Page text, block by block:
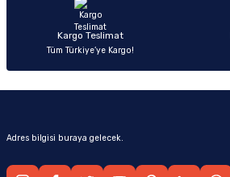
Kargo Teslimat
Tüm Türkiye’ye Kargo!
Adres bilgisi buraya gelecek.